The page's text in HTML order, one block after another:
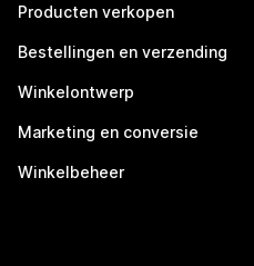
Producten verkopen
Bestellingen en verzending
Winkelontwerp
Marketing en conversie
Winkelbeheer